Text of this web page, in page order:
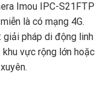
Imou IPC-S21FTP
là có mạng 4G.
pháp di động linh
vực rộng lớn hoặc